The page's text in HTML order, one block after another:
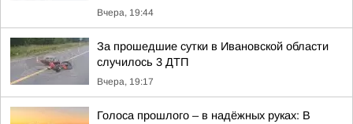
Вчера, 19:44
За прошедшие сутки в Ивановской области
случилось 3 ДТП
Вчера, 19:17
Голоса прошлого – в надёжных руках: В